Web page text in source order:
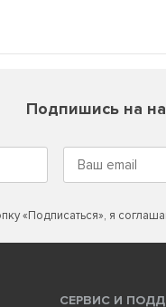
Подпишись на
«Подписаться», я
СЕРВИС И